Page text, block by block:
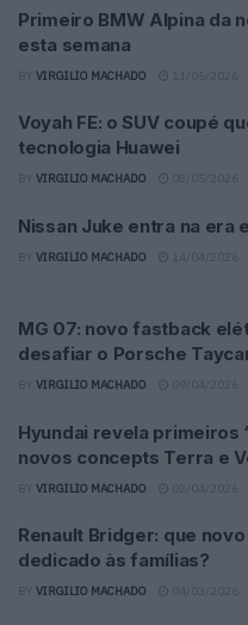
Primeiro BMW Alpina da
esta semana
VIRGILIO MACHADO
Voyah FE: o SUV coupé
tecnologia Huawei
VIRGILIO MACHADO
Nissan Juke entra na era
VIRGILIO MACHADO
MG 07: novo fastback
desafiar o Porsche
VIRGILIO MACHADO
Hyundai revela primeiros
novos concepts Terra e
VIRGILIO MACHADO
Renault Bridger: que
dedicado às famílias?
VIRGILIO MACHADO